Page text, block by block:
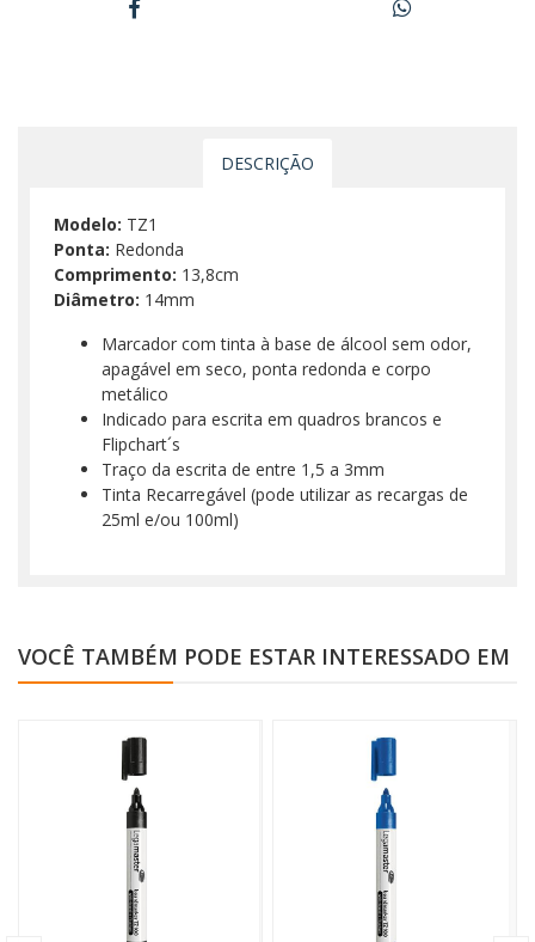
DESCRIÇÃO
Modelo: TZ1
Ponta: Redonda
Comprimento: 13,8cm
Diâmetro: 14mm
Marcador com tinta à base de álcool sem odor,
apagável em seco, ponta redonda e corpo
metálico
Indicado para escrita em quadros brancos e
Flipchart´s
Traço da escrita de entre 1,5 a 3mm
Tinta Recarregável (pode utilizar as recargas de
25ml e/ou 100ml)
VOCÊ TAMBÉM PODE ESTAR INTERESSADO EM